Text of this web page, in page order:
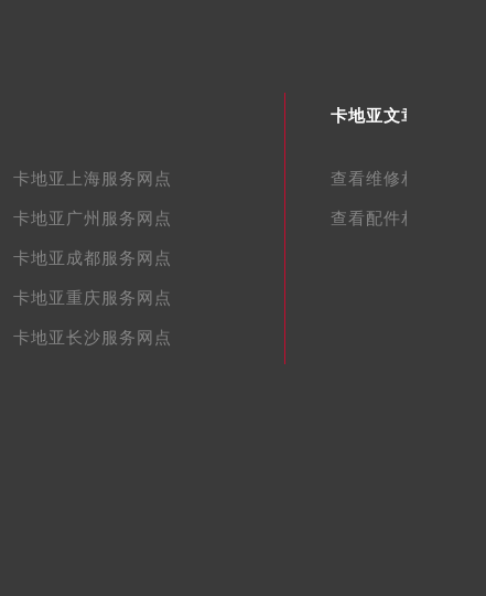
卡地亚上海服务网点
卡地亚广州服务网点
卡地亚成都服务网点
卡地亚重庆服务网点
卡地亚长沙服务网点
卡地亚文章库
查看维修相关文章
查看配件相关文章